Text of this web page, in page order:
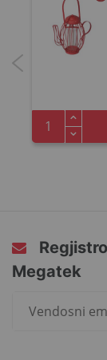
Megatek